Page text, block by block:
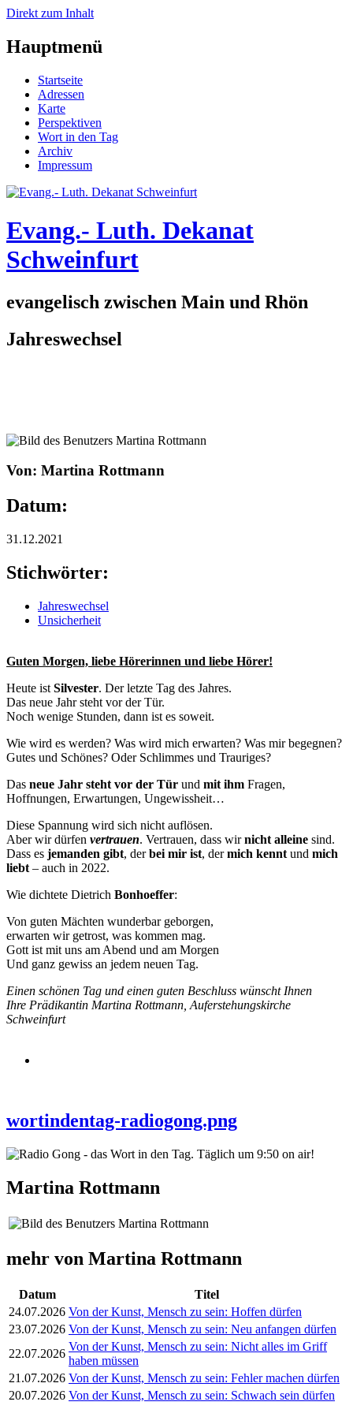
Direkt zum Inhalt
Hauptmenü
Startseite
Adressen
Karte
Perspektiven
Wort in den Tag
Archiv
Impressum
Evang.- Luth. Dekanat
Schweinfurt
evangelisch zwischen Main und Rhön
Jahreswechsel
Von: Martina Rottmann
Datum:
31.12.2021
Stichwörter:
Jahreswechsel
Unsicherheit
Guten Morgen, liebe Hörerinnen und liebe Hörer!
Heute ist Silvester. Der letzte Tag des Jahres.
Das neue Jahr steht vor der Tür.
Noch wenige Stunden, dann ist es soweit.
Wie wird es werden? Was wird mich erwarten? Was mir begegnen?
Gutes und Schönes? Oder Schlimmes und Trauriges?
Das neue Jahr steht vor der Tür und mit ihm Fragen,
Hoffnungen, Erwartungen, Ungewissheit…
Diese Spannung wird sich nicht auflösen.
Aber wir dürfen vertrauen. Vertrauen, dass wirnicht alleine sind.
Dass es jemanden gibt, derbei mir ist, dermich kennt und mich
liebt – auch in 2022.
Wie dichtete Dietrich Bonhoeffer:
Von guten Mächten wunderbar geborgen,
erwarten wir getrost, was kommen mag.
Gott ist mit uns am Abend und am Morgen
Und ganz gewiss an jedem neuen Tag.
Einen schönen Tag und einen guten Beschluss wünscht Ihnen
Ihre Prädikantin Martina Rottmann, Auferstehungskirche
Schweinfurt
wortindentag-radiogong.png
Martina Rottmann
mehr von Martina Rottmann
Datum
Titel
24.07.2026 Von der Kunst, Mensch zu sein: Hoffen dürfen
23.07.2026 Von der Kunst, Mensch zu sein: Neu anfangen dürfen
22.07.2026
Von der Kunst, Mensch zu sein: Nicht alles im Griff
haben müssen
21.07.2026 Von der Kunst, Mensch zu sein: Fehler machen dürfen
20.07.2026 Von der Kunst, Mensch zu sein: Schwach sein dürfen